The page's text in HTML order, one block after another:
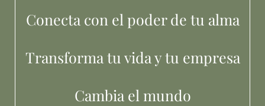
Conecta con el poder de tu alma
Transforma tu vida y tu empresa
Cambia el mundo